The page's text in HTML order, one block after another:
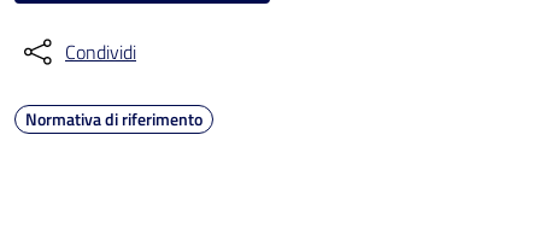
Condividi
Normativa di riferimento